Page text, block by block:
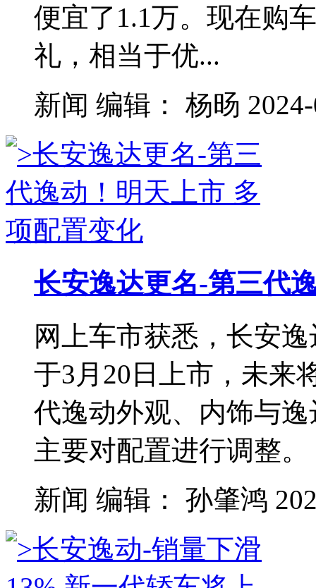
便宜了1.1万。现在购
礼，相当于优...
新闻 编辑： 杨旸
长安逸达更名-第三代
网上车市获悉，长安
于3月20日上市，未来
代逸动外观、内饰与
主要对配置进行调整。
新闻 编辑： 孙肇鸿